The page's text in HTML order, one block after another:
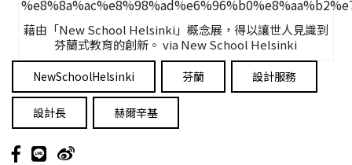
藉由「New School Helsinki」概念展，得以讓世人見識到
芬蘭式教育的創新。 via New School Helsinki
NewSchoolHelsinki 芬蘭 設計服務
設計長 赫爾辛基